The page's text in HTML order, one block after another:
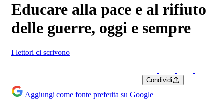
Educare alla pace e al rifiuto
delle guerre, oggi e sempre
I lettori ci scrivono
Condividi
Aggiungi come fonte preferita su Google